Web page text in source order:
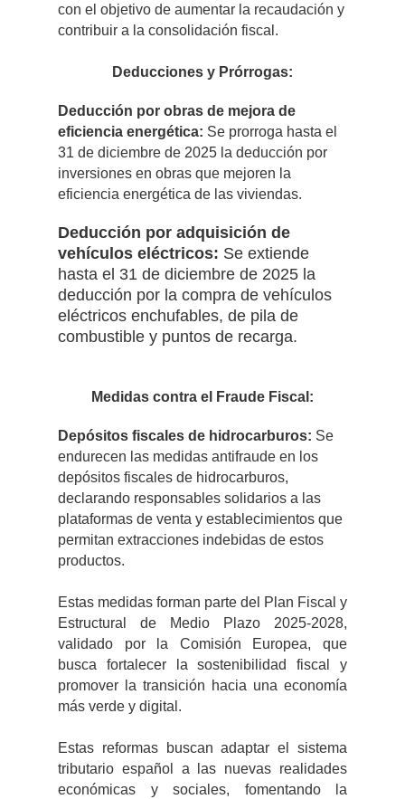
con el objetivo de aumentar la recaudación y
contribuir a la consolidación fiscal.
Deducciones y Prórrogas:
Deducción por obras de mejora de
eficiencia energética: Se prorroga hasta el
31 de diciembre de 2025 la deducción por
inversiones en obras que mejoren la
eficiencia energética de las viviendas.
Deducción por adquisición de
vehículos eléctricos: Se extiende
hasta el 31 de diciembre de 2025 la
deducción por la compra de vehículos
eléctricos enchufables, de pila de
combustible y puntos de recarga.
Medidas contra el Fraude Fiscal:
Depósitos fiscales de hidrocarburos: Se
endurecen las medidas antifraude en los
depósitos fiscales de hidrocarburos,
declarando responsables solidarios a las
plataformas de venta y establecimientos que
permitan extracciones indebidas de estos
productos.
Estas medidas forman parte del Plan Fiscal y
Estructural de Medio Plazo 2025-2028,
validado por la Comisión Europea, que
busca fortalecer la sostenibilidad fiscal y
promover la transición hacia una economía
más verde y digital.
Estas reformas buscan adaptar el sistema
tributario español a las nuevas realidades
económicas y sociales, fomentando la